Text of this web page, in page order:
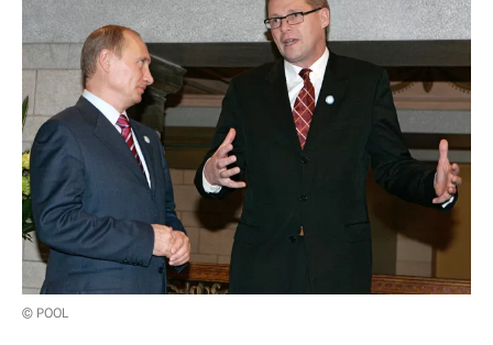
© POOL